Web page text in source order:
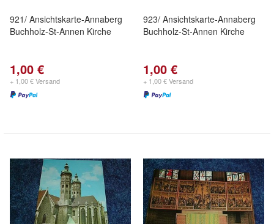
921/ Ansichtskarte-Annaberg
Buchholz-St-Annen Kirche
1,00 €
+ 1,00 € Versand
923/ Ansichtskarte-Annaberg
Buchholz-St-Annen Kirche
1,00 €
+ 1,00 € Versand